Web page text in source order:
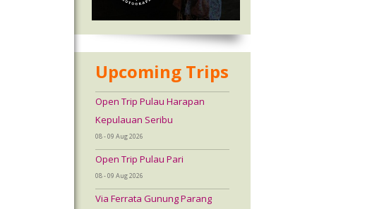
Upcoming Trips
Open Trip Pulau Harapan
Kepulauan Seribu
08 - 09 Aug 2026
Open Trip Pulau Pari
08 - 09 Aug 2026
Via Ferrata Gunung Parang